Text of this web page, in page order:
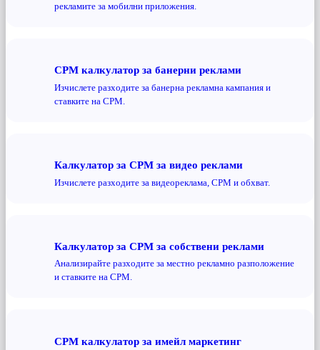
рекламите за мобилни приложения.
CPM калкулатор за банерни реклами
Изчислете разходите за банерна рекламна кампания и
ставките на CPM.
Калкулатор за CPM за видео реклами
Изчислете разходите за видеореклама, CPM и обхват.
Калкулатор за CPM за собствени реклами
Анализирайте разходите за местно рекламно разположение
и ставките на CPM.
CPM калкулатор за имейл маркетинг